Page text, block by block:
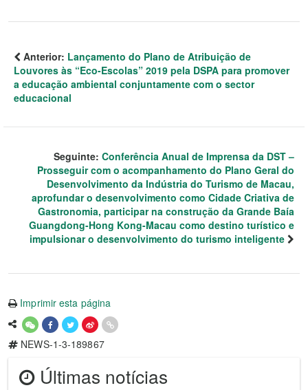
Anterior: Lançamento do Plano de Atribuição de
Louvores às “Eco-Escolas” 2019 pela DSPA para promover
a educação ambiental conjuntamente com o sector
educacional
Seguinte: Conferência Anual de Imprensa da DST –
Prosseguir com o acompanhamento do Plano Geral do
Desenvolvimento da Indústria do Turismo de Macau,
aprofundar o desenvolvimento como Cidade Criativa de
Gastronomia, participar na construção da Grande Baía
Guangdong-Hong Kong-Macau como destino turístico e
impulsionar o desenvolvimento do turismo inteligente
Imprimir esta página
NEWS-1-3-189867
Últimas notícias